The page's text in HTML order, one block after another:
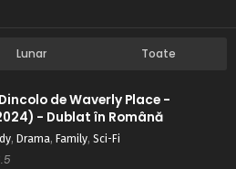
Lunar Toate
de Waverly Place -
- Dublat în Română
, Drama, Family, Sci-Fi